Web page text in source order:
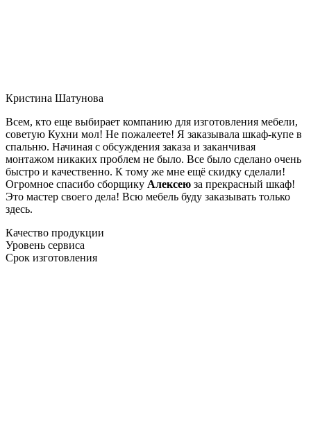
Кристина Шатунова
Всем, кто еще выбирает компанию для изготовления мебели,
советую Кухни мол! Не пожалеете! Я заказывала шкаф-купе в
спальню. Начиная с обсуждения заказа и заканчивая
монтажом никаких проблем не было. Все было сделано очень
быстро и качественно. К тому же мне ещё скидку сделали!
Огромное спасибо сборщику Алексею за прекрасный шкаф!
Это мастер своего дела! Всю мебель буду заказывать только
здесь.
Качество продукции
Уровень сервиса
Срок изготовления